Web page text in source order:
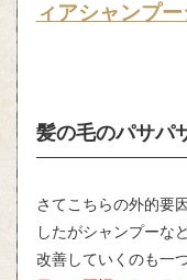
ィアシャンプ
髪の毛のパサパ
さてこちらの外的要
したがシャンプーな
改善していくのも一